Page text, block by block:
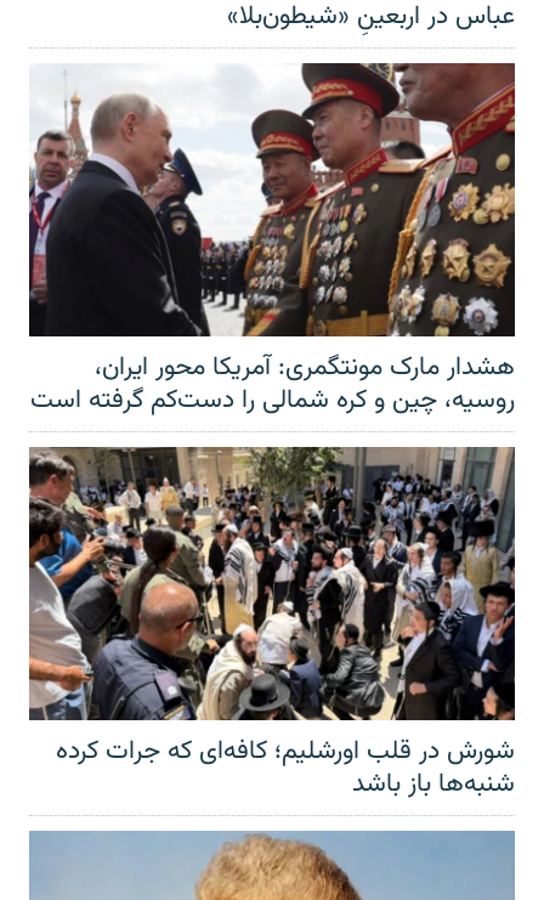
عباس در اربعینِ «شیطون‌بلا»
هشدار مارک مونتگمری: آمریکا محور ایران،
روسیه، چین و کره شمالی را دست‌کم گرفته است
شورش در قلب اورشلیم؛ کافه‌ای که جرات کرده
شنبه‌ها باز باشد